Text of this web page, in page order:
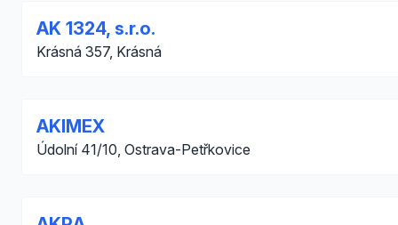
AK 1324, s.r.o.
Krásná 357, Krásná
AKIMEX
Údolní 41/10, Ostrava-Petřkovice